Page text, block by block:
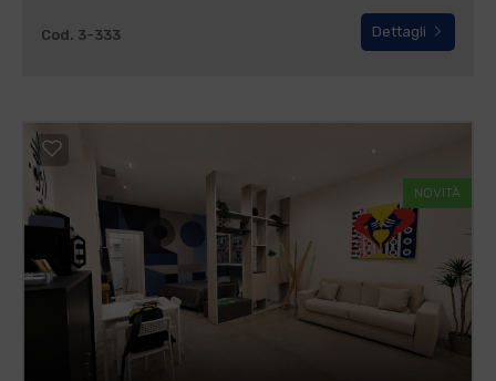
Cod. 3-333 Dettagli
NOVITÀ